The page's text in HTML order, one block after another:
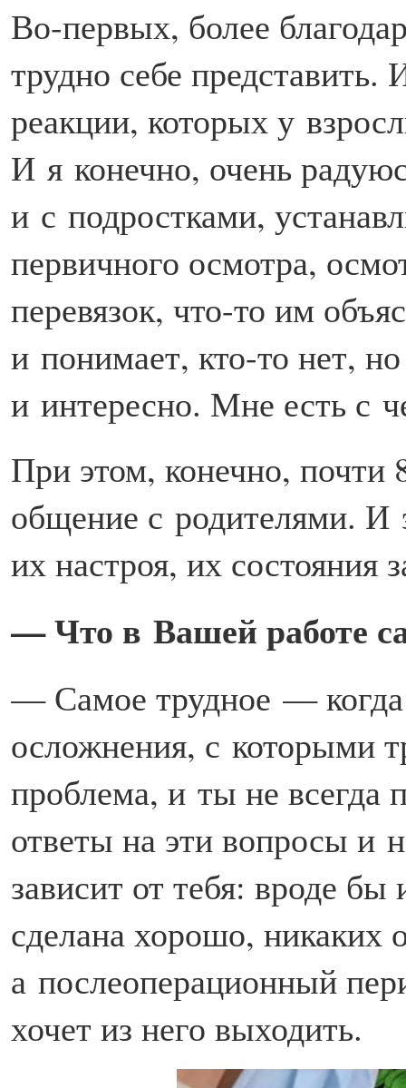
Во-первых, более
трудно себе
реакции, которых у
И я конечно, очень
и с подростками,
первичного осмотра,
перевязок, что-то им
и понимает, кто-то нет,
и интересно. Мне есть с
При этом, конечно, почти
общение с родителями. И
их настроя, их состояния
— Что в Вашей работе
— Самое трудное — когда
осложнения, с которыми
проблема, и ты не
ответы на эти вопросы и
зависит от тебя: вроде бы
сделана хорошо,
а послеоперационный
хочет из него выходить.